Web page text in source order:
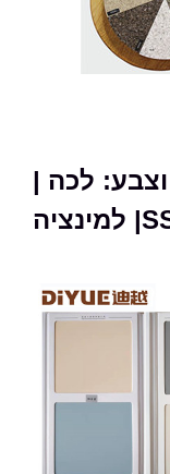
וצבע: לכה |